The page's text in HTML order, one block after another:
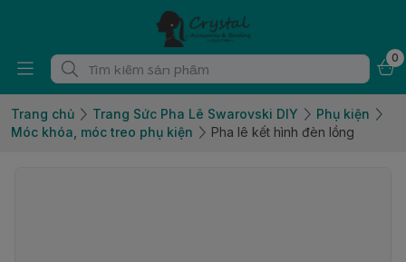
0
Trang chủ Trang Sức Pha Lê Swarovski DIY
Phụ kiện
Móc khóa, móc treo phụ kiện
Pha lê kết hình đèn lồng